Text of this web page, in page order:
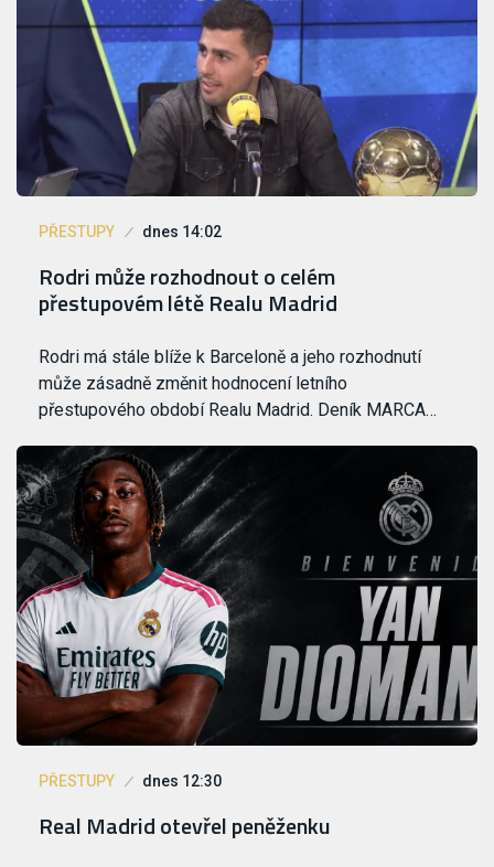
PŘESTUPY dnes 14:02
Rodri může rozhodnout o celém
přestupovém létě Realu Madrid
Rodri má stále blíže k Barceloně a jeho rozhodnutí
může zásadně změnit hodnocení letního
přestupového období Realu Madrid. Deník MARCA…
PŘESTUPY dnes 12:30
Real Madrid otevřel peněženku